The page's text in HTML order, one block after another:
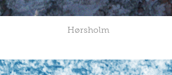
Hørsholm